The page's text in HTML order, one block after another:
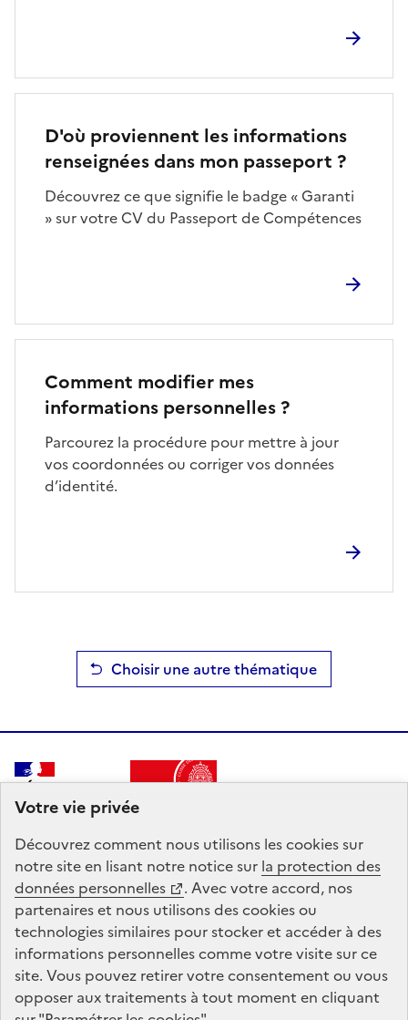
Votre vie privée
Découvrez comment nous utilisons lescookiessur
notre site en lisant notre notice sur la protection des
données personnelles
. Avec votre accord, nos
partenaires et nous utilisons descookiesou
technologies similaires pour stocker et accéder à des
informations personnelles comme votre visite sur ce
site. Vous pouvez retirer votre consentement ou vous
opposer aux traitements à tout moment en cliquant
D'où proviennent les informations
renseignées dans mon passeport ?
Découvrez ce que signifie le badge « Garanti
» sur votre CV du Passeport de Compétences
Comment modifier mes
informations personnelles ?
Parcourez la procédure pour mettre à jour
vos coordonnées ou corriger vos données
d’identité.
Choisir une autre thématique
RÉPUBLIQUE
FRANÇAISE
Le Passeport de compétences
est un service intégré
à Mon Compte Formation, mandaté par le ministère
du Travail, de la Santé et des Solidarités. La Caisse des
Dépôts gère le site du Compte personnel de
formation : conception, animation, maintenance,
traitements informatiques et assistance technique.